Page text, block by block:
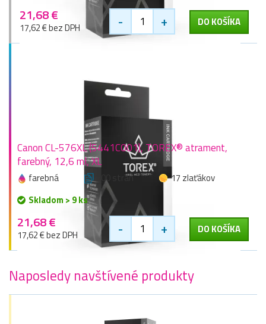
21,68 €
17,62 € bez DPH - + DO KOŠÍKA
Canon CL-576XL (5441C001), TOREX® atrament,
farebný, 12,6 ml, XL
farebná 300 stran
17 zlaťákov
Skladom > 9 ks
21,68 €
17,62 € bez DPH - + DO KOŠÍKA
Naposledy navštívené produkty